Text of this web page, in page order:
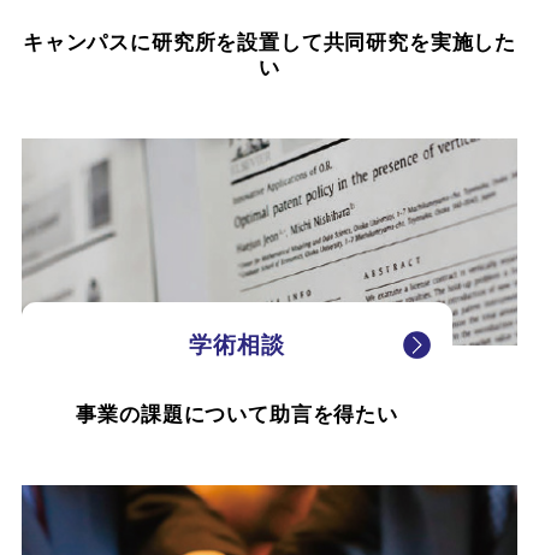
キャンパスに研究所を設置して共同研究を実施した
い
学術相談
事業の課題について助言を得たい